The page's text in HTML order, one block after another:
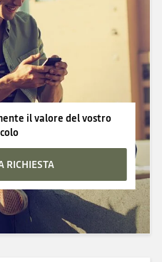
il valore del vostro
RICHIESTA